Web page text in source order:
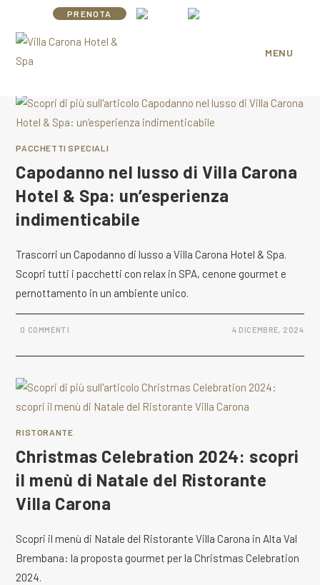
contenuto
PRENOTA
MENU
PACCHETTI SPECIALI
Capodanno nel lusso di Villa Carona
Hotel & Spa: un’esperienza
indimenticabile
Trascorri un Capodanno di lusso a Villa Carona Hotel & Spa.
Scopri tutti i pacchetti con relax in SPA, cenone gourmet e
pernottamento in un ambiente unico.
0 COMMENTI 4 DICEMBRE, 2024
RISTORANTE
Christmas Celebration 2024: scopri
il menù di Natale del Ristorante
Villa Carona
Scopri il menù di Natale del Ristorante Villa Carona in Alta Val
Brembana: la proposta gourmet per la Christmas Celebration
2024.